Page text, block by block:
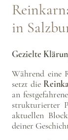
in
Gezielte
Während eine
setzt die
an
strukturierter
aktuellen
deiner